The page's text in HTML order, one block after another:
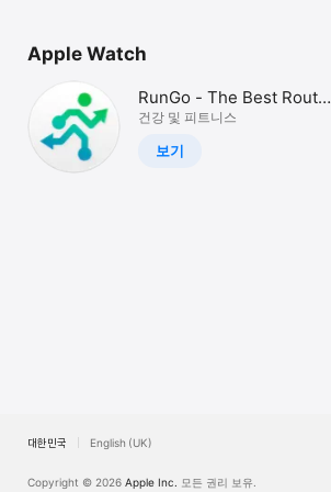
TV
Apple Watch
RunGo - The Best Routes
to Run
건강 및 피트니스
보기
대한민국 English (UK)
Copyright © 2026 Apple Inc. 모든 권리 보유.